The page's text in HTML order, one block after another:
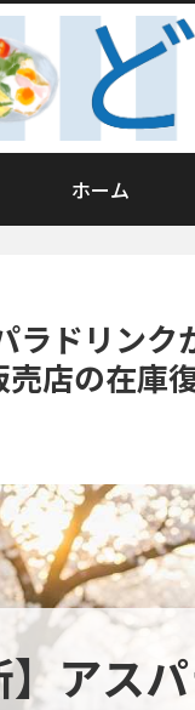
ホーム
ラドリン
店の在庫
】アス